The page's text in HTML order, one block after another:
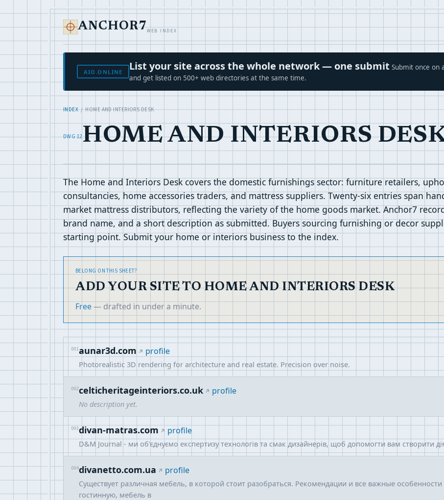
ANCHOR7WEB INDEX
AIO.ONLINE List your site across the whole network — one submit Submit once on
and get listed on 500+ web directories at the same time.
INDEX/ HOME AND INTERIORS DESK
DWG 12HOME AND INTERIORS
The Home and Interiors Desk covers the domestic furnishings sector: furniture retailers,
consultancies, home accessories traders, and mattress suppliers. Twenty-six entries span
market mattress distributors, reflecting the variety of the home goods market. Anchor7
brand name, and a short description as submitted. Buyers sourcing furnishing or decor
starting point. Submit your home or interiors business to the index.
BELONG ON THIS SHEET?
ADD YOUR SITE TO HOME AND INTERIORS DESK
Free— drafted in under a minute.
001aunar3d.com profile
Photorealistic 3D rendering for architecture and real estate. Precision over noise.
002celticheritageinteriors.co.uk profile
No description yet.
003divan-matras.com profile
D&M Journal - ми об'єднуємо експертизу технологів та смак дизайнерів, щоб допомогти вам створити
004divanetto.com.ua profile
Существует различная мебель, в которой стоит разобраться. Рекомендации и все важные
гостинную, мебель в